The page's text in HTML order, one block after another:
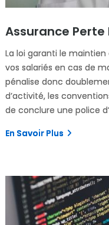
Assurance Perte
La loi garanti le
vos salariés en cas de
pénalise donc
d’activité, les
de conclure une police
En Savoir Plus